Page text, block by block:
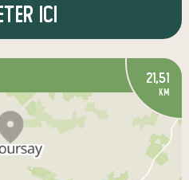
ici
21,51
km